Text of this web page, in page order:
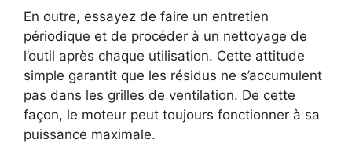
En outre, essayez de faire un entretien
périodique et de procéder à un nettoyage de
l’outil après chaque utilisation. Cette attitude
simple garantit que les résidus ne s’accumulent
pas dans les grilles de ventilation. De cette
façon, le moteur peut toujours fonctionner à sa
puissance maximale.